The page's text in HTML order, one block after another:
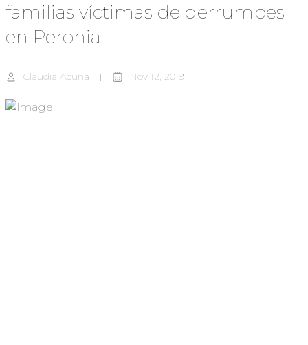
familias víctimas de derrumbes
en Peronia
Claudia Acuña Nov 12, 2019